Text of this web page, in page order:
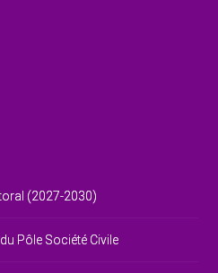
(2027-2030)
Pôle Société Civile